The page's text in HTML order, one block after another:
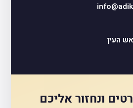
ונחזור אליכם